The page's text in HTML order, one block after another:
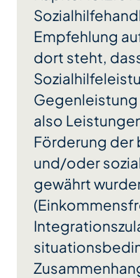
Empfehlung
dort steht,
Gegenleistung
also
Förderung der
und/oder
gewährt